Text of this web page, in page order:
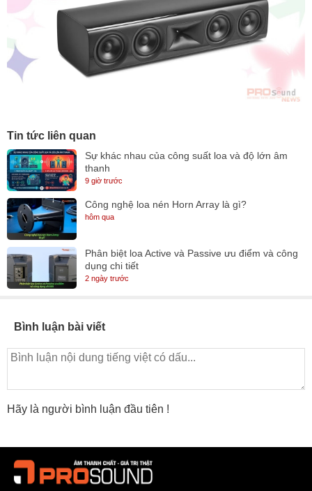
Tin tức liên quan
Sự khác nhau của công suất loa và độ lớn âm
thanh
9 giờ trước
Công nghệ loa nén Horn Array là gì?
hôm qua
Phân biệt loa Active và Passive ưu điểm và công
dụng chi tiết
2 ngày trước
Bình luận bài viết
Hãy là người bình luận đầu tiên !